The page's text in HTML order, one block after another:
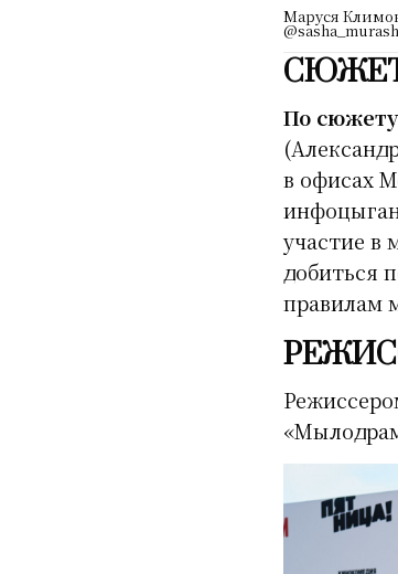
Маруся
По сюжету
в офисах
участие в
добиться
правилам